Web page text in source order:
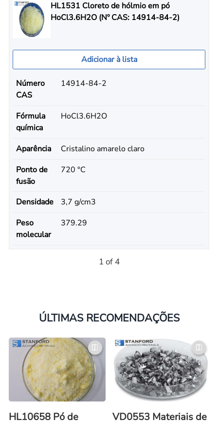
HL1531 Cloreto de hólmio em pó
HoCl3.6H2O (Nº CAS: 14914-84-2)
Adicionar à lista
Número
CAS
14914-84-2
Fórmula
química
HoCl3.6H2O
Aparência
Cristalino amarelo claro
Ponto de
fusão
720 °C
Densidade
3,7 g/cm3
Peso
molecular
379.29
1 of 4
ÚLTIMAS RECOMENDAÇÕES
HL10658 Pó de VD0553 Materiais de